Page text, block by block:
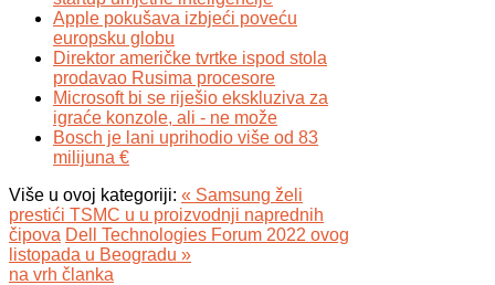
Apple pokušava izbjeći poveću
europsku globu
Direktor američke tvrtke ispod stola
prodavao Rusima procesore
Microsoft bi se riješio ekskluziva za
igraće konzole, ali - ne može
Bosch je lani uprihodio više od 83
milijuna €
Više u ovoj kategoriji: « Samsung želi
prestići TSMC u u proizvodnji naprednih
čipova Dell Technologies Forum 2022 ovog
listopada u Beogradu »
na vrh članka